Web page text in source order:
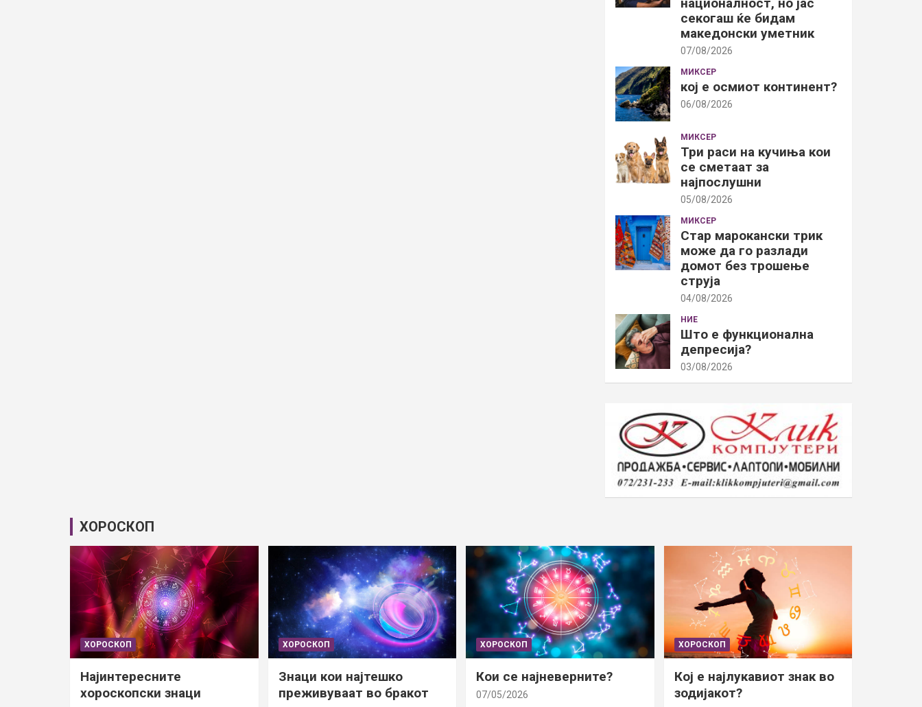
секогаш ќе бидам
македонски уметник
07/08/2026
МИКСЕР
кој е осмиот континент?
06/08/2026
МИКСЕР
Три раси на кучиња кои
се сметаат за
најпослушни
05/08/2026
МИКСЕР
Стар марокански трик
може да го разлади
домот без трошење
струја
04/08/2026
НИЕ
Што е функционална
депресија?
03/08/2026
ХОРОСКОП
ХОРОСКОП
Најинтересните
хороскопски знаци
ХОРОСКОП
Знаци кои најтешко
преживуваат во бракот
ХОРОСКОП
Кои се најневерните?
07/05/2026
ХОРОСКОП
Кој е најлукавиот знак во
зодијакот?